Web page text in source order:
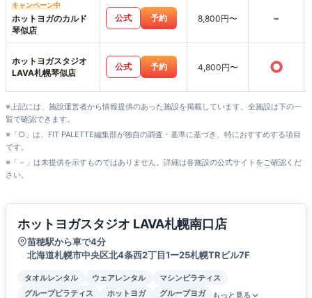
キャンペーン中
ホットヨガのカルド
琴似店
公式 予約 8,800円〜 -
ホットヨガスタジオ
LAVA札幌琴似店
公式 予約 4,800円〜 ○
※上記には、施設運営者から情報提供のあった施設を掲載しています。全施設は下の一
覧で確認できます。
※「○」は、FIT PALETTE編集部が独自の調査・基準に基づき、特におすすめする項目
です。
※「－」は未提供を示すものではありません。詳細は各施設の公式サイトをご確認くだ
さい。
ホットヨガスタジオ LAVA札幌南口店
苗穂駅から車で4分
北海道札幌市中央区北4条西2丁目1ー25札幌TRビル7F
タオルレンタル ウェアレンタル
マシンピラティス
グループピラティス
ホットヨガ グループヨガ もっと見る